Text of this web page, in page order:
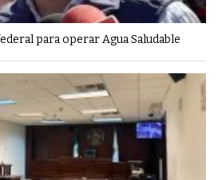
para operar Agua Saludable